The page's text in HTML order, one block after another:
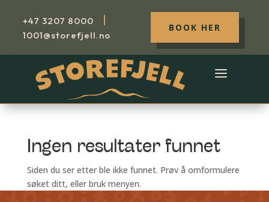
+47 3207 8000 |
1001@storefjell.no
BOOK HER
Ingen resultater funnet
Siden du ser etter ble ikke funnet. Prøv å omformulere
søket ditt, eller bruk menyen.